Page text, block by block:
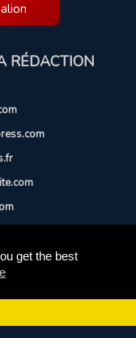
get the best
RÉDACTION
et passion.